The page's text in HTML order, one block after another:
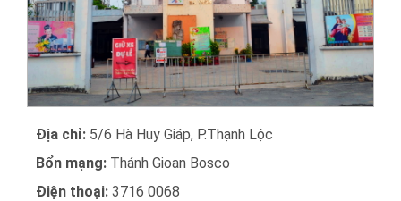
Địa chỉ: 5/6 Hà Huy Giáp, P.Thạnh Lộc
Bổn mạng: Thánh Gioan Bosco
Điện thoại: 3716 0068